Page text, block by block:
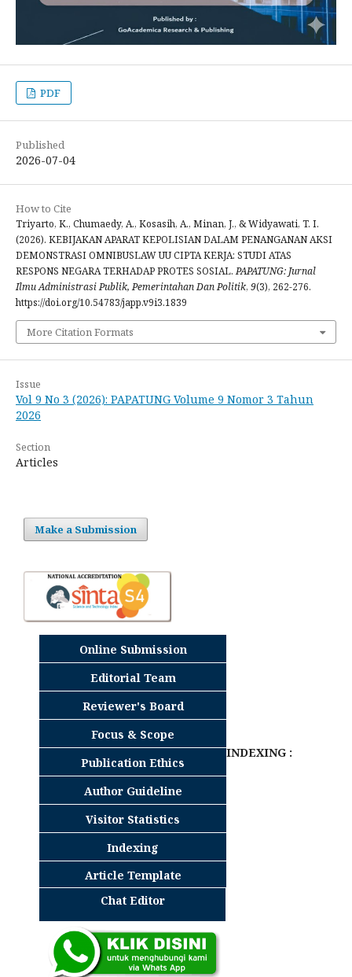
PDF
Published
2026-07-04
How to Cite
Triyarto, K., Chumaedy, A., Kosasih, A., Minan, J., & Widyawati, T. I.
(2026). KEBIJAKAN APARAT KEPOLISIAN DALAM PENANGANAN AKSI
DEMONSTRASI OMNIBUSLAW UU CIPTA KERJA: STUDI ATAS
RESPONS NEGARA TERHADAP PROTES SOSIAL.PAPATUNG: Jurnal
Ilmu Administrasi Publik, Pemerintahan Dan Politik, 9(3), 262-276.
https://doi.org/10.54783/japp.v9i3.1839
More Citation Formats
Issue
Vol 9 No 3 (2026): PAPATUNG Volume 9 Nomor 3 Tahun
2026
Section
Articles
Make a Submission
Online Submission
Editorial Team
Reviewer's Board
Focus & Scope
Publication Ethics
Author Guideline
Visitor Statistics
Indexing
Article Template
Chat Editor
INDEXING :